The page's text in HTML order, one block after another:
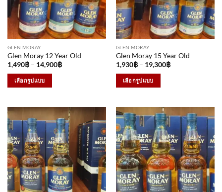
GLEN MORAY
Glen Moray 12 Year Old
1,490฿ – 14,900฿Price
เลือกรูปแบบ
has
multiple
variants.
The
options
may
be
chosen
GLEN MORAY
Glen Moray 15 Year Old
1,930฿ – 19,300฿Price
เลือกรูปแบบ
has
multiple
variants.
The
options
may
be
chosen